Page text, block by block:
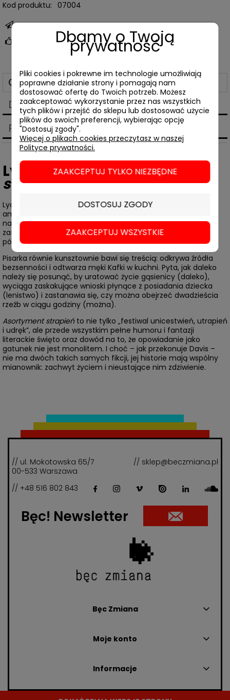
Kod produktu: 07004
zapytaj o produkt
poleć znajomemu
Opis
Dane techniczne
Produkty powiązane
Lydia Davis,Asortyment
strapień
Lydia Davis, jedna z najwybitniejszych współczesnych
amerykańskich prozaiczek, odważnie i z wielkim talentem
narusza kanoniczną formę opowiadania i nadaje mu często
zaskakującą postać – od studium socjologicznego przez
półstronicową rymowankę aż po dwuzdaniową nowelkę.
Pisarka równie kunsztownie bawi się treścią: odkrywa źródła
bezsenności i odtwarza męki Kafki w kuchni. Pyta, jak daleko
należy się posunąć, by uratować życie gąsienicy (daleko),
wyciąga zaskakujące wnioski płynące z posiadania dziecka
(lenistwo) i zastanawia się, czy można obejrzeć dwadzieścia
rzeźb w ciągu godziny (można).
Asortyment strapieńto nie tylko „festiwal unicestwień, utrapień
i udręk”, ale przede wszystkim pełne humoru i fantazji
literackie święto oraz dowód na to, że opowiadanie jako
gatunek nie jest monolitem. I choć – jak przekonuje Davis –
nie ma dwóch takich samych fikcji, jej historie mają wspólny
mianownik: zachwyt życiem i nieustające nim zdziwienie.
// ul. Mokotowska 65/7
00-533 Warszawa
// sklep@beczmiana.pl
// +48 516 802 843
Bęc! Newsletter
Bęc Zmiana
Moje konto
Informacje
Dbamy o Twoją
prywatność
Pliki cookies i pokrewne im technologie umożliwiają
poprawne działanie strony i pomagają nam
dostosować ofertę do Twoich potrzeb. Możesz
zaakceptować wykorzystanie przez nas wszystkich
tych plików i przejść do sklepu lub dostosować użycie
plików do swoich preferencji, wybierając opcję
"Dostosuj zgody".
Więcej o plikach cookies przeczytasz w naszej
Polityce prywatności.
ZAAKCEPTUJ TYLKO NIEZBĘDNE
DOSTOSUJ ZGODY
ZAAKCEPTUJ WSZYSTKIE